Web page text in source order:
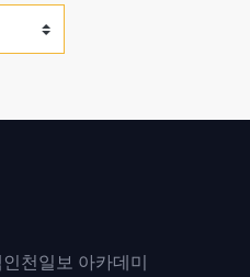
인천일보 아카데미